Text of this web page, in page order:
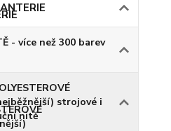
- více než 300 barev
strojové i
nitě